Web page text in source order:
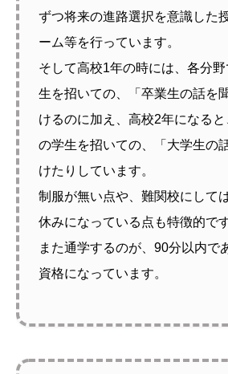
ずつ将来の進路選択を意識した
ーム等を行っています。
そして高校1年の時には、各分
生を招いての、「卒業生の話を
けるのに加え、高校2年になる
の学生を招いての、「大学生の
けたりしています。
制服が無い点や、難関校にして
休みになっている点も特徴的です
また通学するのが、90分以内で
資格になっています。